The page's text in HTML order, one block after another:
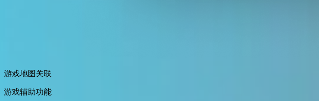
游戏地图关联
游戏辅助功能